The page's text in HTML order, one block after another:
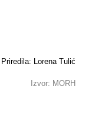
Priredila: Lorena Tulić
Izvor: MORH